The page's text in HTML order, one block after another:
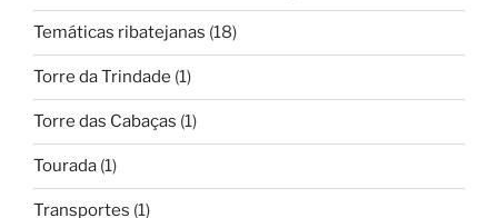
Temáticas ribatejanas (18)
Torre da Trindade (1)
Torre das Cabaças (1)
Tourada (1)
Transportes (1)